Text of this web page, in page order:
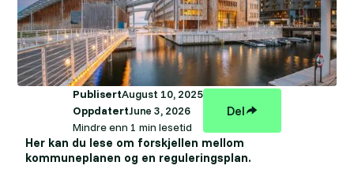
PublisertAugust 10, 2025
OppdatertJune 3, 2026
Mindre enn 1 min lesetid
Del
Her kan du lese om forskjellen mellom
kommuneplanen og en reguleringsplan.